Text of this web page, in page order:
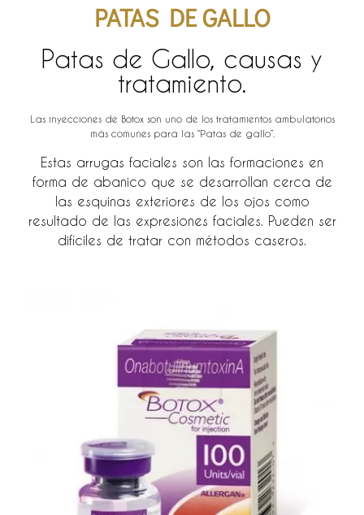
PATAS DE GALLO
Patas de Gallo, causas y
tratamiento.
Las inyecciones de Botox son uno de los tratamientos ambulatorios
más comunes para las “Patas de gallo”.
Estas arrugas faciales son las formaciones en
forma de abanico que se desarrollan cerca de
las esquinas exteriores de los ojos como
resultado de las expresiones faciales. Pueden ser
difíciles de tratar con métodos caseros.